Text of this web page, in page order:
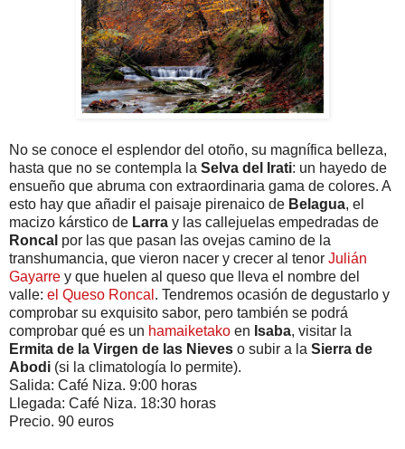
No se conoce el esplendor del otoño, su magnífica belleza,
hasta que no se contempla la Selva del Irati: un hayedo de
ensueño que abruma con extraordinaria gama de colores. A
esto hay que añadir el paisaje pirenaico de Belagua, el
macizo kárstico de Larra y las callejuelas empedradas de
Roncal por las que pasan las ovejas camino de la
transhumancia, que vieron nacer y crecer al tenor Julián
Gayarre y que huelen al queso que lleva el nombre del
valle: el Queso Roncal . Tendremos ocasión de degustarlo y
comprobar su exquisito sabor, pero también se podrá
comprobar qué es un hamaiketako en Isaba, visitar la
Ermita de la Virgen de las Nieves o subir a la Sierra de
Abodi (si la climatología lo permite).
Salida: Café Niza. 9:00 horas
Llegada: Café Niza. 18:30 horas
Precio. 90 euros